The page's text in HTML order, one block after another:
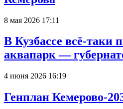
8 мая 2026 17:11
В Кузбассе всё-таки
аквапарк —
4 июня 2026 16:19
Генплан Кемерово-